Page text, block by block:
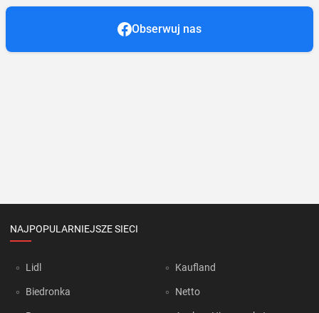
Obserwuj nas
NAJPOPULARNIEJSZE SIECI
Lidl
Biedronka
Kaufland
Netto